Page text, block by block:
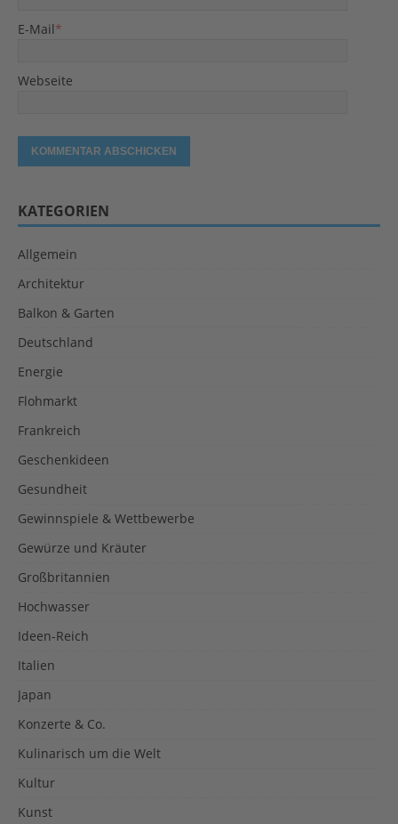
E-Mail*
Webseite
KATEGORIEN
Allgemein
Architektur
Balkon & Garten
Deutschland
Energie
Flohmarkt
Frankreich
Geschenkideen
Gesundheit
Gewinnspiele & Wettbewerbe
Gewürze und Kräuter
Großbritannien
Hochwasser
Ideen-Reich
Italien
Japan
Konzerte & Co.
Kulinarisch um die Welt
Kultur
Kunst